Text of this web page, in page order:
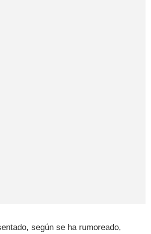
según se ha rumoreado,